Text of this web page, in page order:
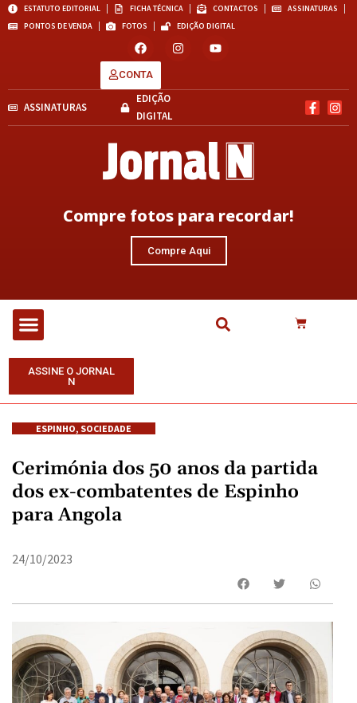
ESTATUTO EDITORIAL FICHA TÉCNICA CONTACTOS
ASSINATURAS
PONTOS DE VENDA
FOTOS EDIÇÃO DIGITAL
CONTA
ASSINATURAS
EDIÇÃO
DIGITAL
Compre fotos para recordar!
Compre Aqui
ASSINE O JORNAL
N
ESPINHO, SOCIEDADE
Cerimónia dos 50 anos da partida
dos ex-combatentes de Espinho
para Angola
24/10/2023